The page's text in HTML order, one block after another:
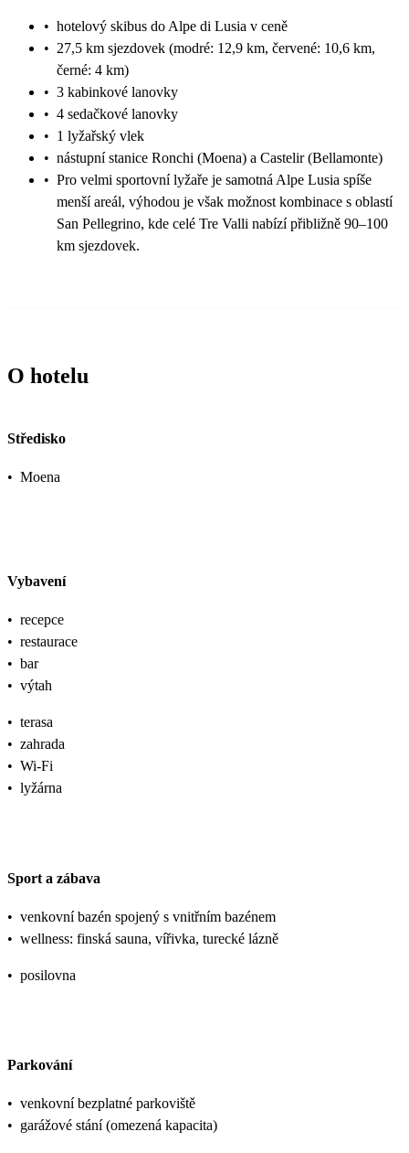
• hotelový skibus do Alpe di Lusia v ceně
• 27,5 km sjezdovek (modré: 12,9 km, červené: 10,6 km,
černé: 4 km)
• 3 kabinkové lanovky
• 4 sedačkové lanovky
• 1 lyžařský vlek
• nástupní stanice Ronchi (Moena) a Castelir (Bellamonte)
• Pro velmi sportovní lyžaře je samotná Alpe Lusia spíše
menší areál, výhodou je však možnost kombinace s oblastí
San Pellegrino, kde celé Tre Valli nabízí přibližně 90–100
km sjezdovek.
O hotelu
Středisko
• Moena
Vybavení
• recepce
• restaurace
• bar
• výtah
• terasa
• zahrada
• Wi-Fi
• lyžárna
Sport a zábava
• venkovní bazén spojený s vnitřním bazénem
• wellness: finská sauna, vířivka, turecké lázně
• posilovna
Parkování
• venkovní bezplatné parkoviště
• garážové stání (omezená kapacita)